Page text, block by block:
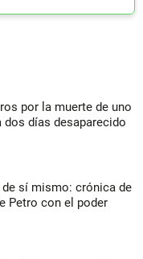
por la muerte de uno
dos días desaparecido
sí mismo: crónica de
Petro con el poder